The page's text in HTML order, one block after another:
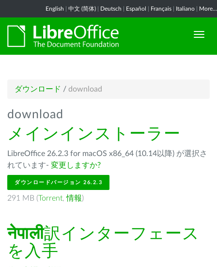
English 中文 (简体) Deutsch Español Français Italiano More...
ダウンロード / download
download
メインインストーラー
LibreOffice 26.2.3 for macOS x86_64 (10.14以降) が選択さ
れています- 変更しますか?
ダウンロードバージョン 26.2.3
291 MB (Torrent,情報)
नेपाली訳インターフェース
を入手